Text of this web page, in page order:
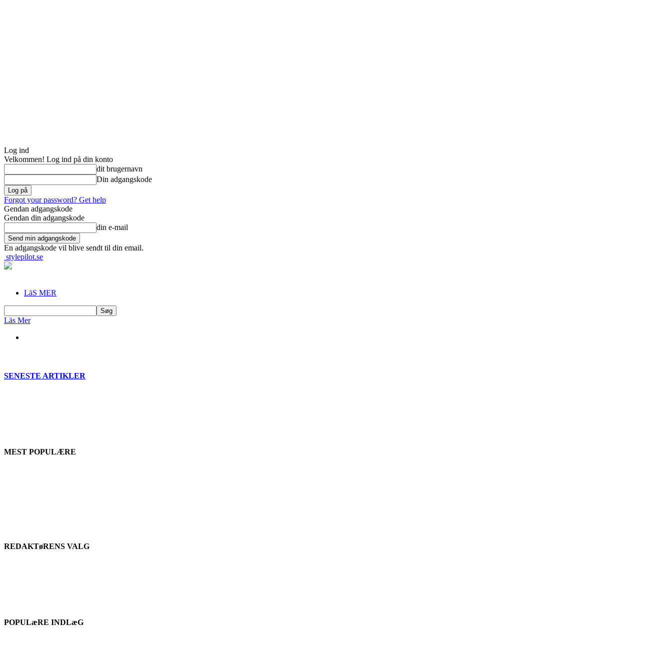
Log ind
Velkommen! Log ind på din konto
dit brugernavn
Din adgangskode
Forgot your password? Get help
Gendan adgangskode
Gendan din adgangskode
din e-mail
En adgangskode vil blive sendt til din email.
stylepilot.se
LäS MER
Läs Mer
SENESTE ARTIKLER
MEST POPULÆRE
REDAKTøRENS VALG
POPULæRE INDLæG